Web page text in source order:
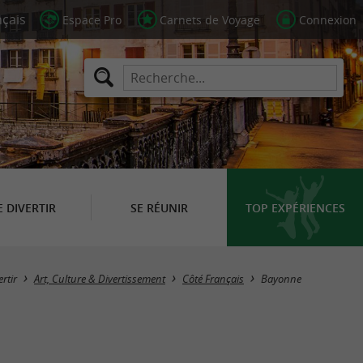
Espace Pro Carnets de Voyage Connexion
DIVERTIR SE RÉUNIR TOP EXPÉRIENCES
Masquer la carte
Art, Culture & Divertissement Côté Français Bayonne